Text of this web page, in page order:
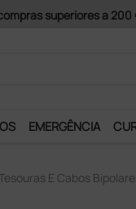
de Satisfação!
EMERGÊNCIA
E Cabos